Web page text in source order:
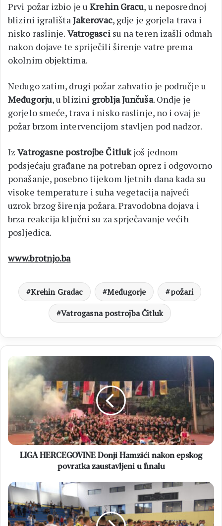
Prvi požar izbio je uKrehin Gracu, u neposrednoj
blizini igralištaJakerovac, gdje je gorjela trava i
nisko raslinje. Vatrogascisu na teren izašli odmah
nakon dojave te spriječili širenje vatre prema
okolnim objektima.
Nedugo zatim, drugi požar zahvatio je područje u
Međugorju, u blizini groblja Junčuša. Ondje je
gorjelo smeće, trava i nisko raslinje, no i ovaj je
požar brzom intervencijom stavljen pod nadzor.
IzVatrogasne postrojbe Čitlukjoš jednom
podsjećaju građane na potreban oprez i odgovorno
ponašanje, posebno tijekom ljetnih dana kada su
visoke temperature i suha vegetacija najveći
uzrok brzog širenja požara. Pravodobna dojava i
brza reakcija ključni su za sprječavanje većih
posljedica.
www.brotnjo.ba
Krehin Gradac Međugorje
požari
Vatrogasna postrojba Čitluk
LIGA
HERCEGOVINE
Donji
Hamzići
nakon
epskog
povratka
zaustavljeni
u
finaluLIGA HERCEGOVINE Donji Hamzići nakon epskog
povratka zaustavljeni u finalu
HRK
MEĐUGORJE
Rukometnim
memorijalom